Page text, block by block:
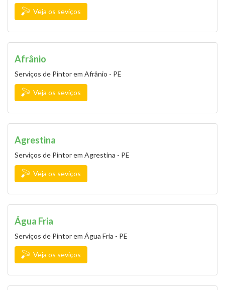
Veja os seviços
Afrânio
Serviços de Pintor em Afrânio - PE
Veja os seviços
Agrestina
Serviços de Pintor em Agrestina - PE
Veja os seviços
Água Fria
Serviços de Pintor em Água Fria - PE
Veja os seviços